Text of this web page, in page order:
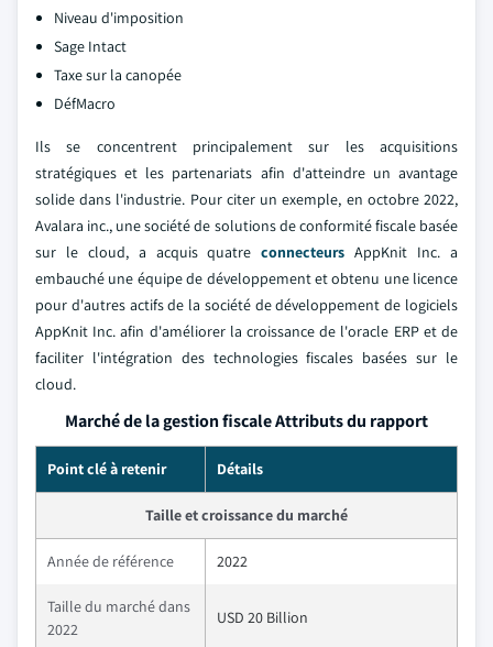
Niveau d'imposition
Sage Intact
Taxe sur la canopée
DéfMacro
Ils se concentrent principalement sur les acquisitions
stratégiques et les partenariats afin d'atteindre un avantage
solide dans l'industrie. Pour citer un exemple, en octobre 2022,
Avalara inc., une société de solutions de conformité fiscale basée
sur le cloud, a acquis quatreconnecteurs AppKnit Inc. a
embauché une équipe de développement et obtenu une licence
pour d'autres actifs de la société de développement de logiciels
AppKnit Inc. afin d'améliorer la croissance de l'oracle ERP et de
faciliter l'intégration des technologies fiscales basées sur le
cloud.
Marché de la gestion fiscale Attributs du rapport
Point clé à retenir Détails
Taille et croissance du marché
Année de référence 2022
Taille du marché dans
2022
USD 20 Billion